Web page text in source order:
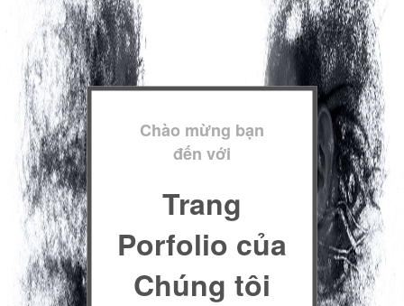
Chào mừng bạn
đến với
Trang
Porfolio của
Chúng tôi